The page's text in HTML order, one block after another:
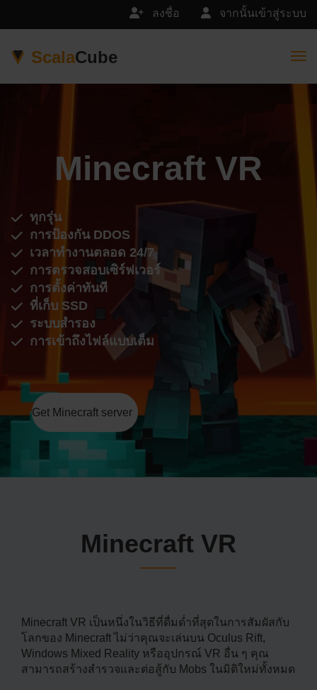
จากนั้นเข้าสู่ระบบ
ลงชื่อ
ScalaCube
Minecraft VR
ทุกรุ่น
การป้องกัน DDOS
เวลาทำงานตลอด 24/7
การตรวจสอบเซิร์ฟเวอร์
การตั้งค่าทันที
ที่เก็บ SSD
ระบบสำรอง
การเข้าถึงไฟล์แบบเต็ม
Get Minecraft server
Minecraft VR
Minecraft VR เป็นหนึ่งในวิธีที่ดื่มด่ำที่สุดในการสัมผัสกับ
โลกของ Minecraft ไม่ว่าคุณจะเล่นบน Oculus Rift,
Windows Mixed Reality หรืออุปกรณ์ VR อื่น ๆ คุณ
สามารถสร้างสำรวจและต่อสู้กับ Mobs ในมิติใหม่ทั้งหมด